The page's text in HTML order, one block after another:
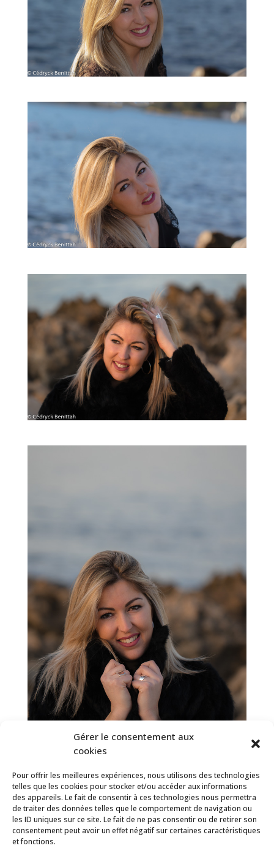
Gérer le consentement aux
cookies
Pour offrir les meilleures expériences, nous utilisons des technologies
telles que les cookies pour stocker et/ou accéder aux informations
des appareils. Le fait de consentir à ces technologies nous permettra
de traiter des données telles que le comportement de navigation ou
les ID uniques sur ce site. Le fait de ne pas consentir ou de retirer son
consentement peut avoir un effet négatif sur certaines caractéristiques
et fonctions.